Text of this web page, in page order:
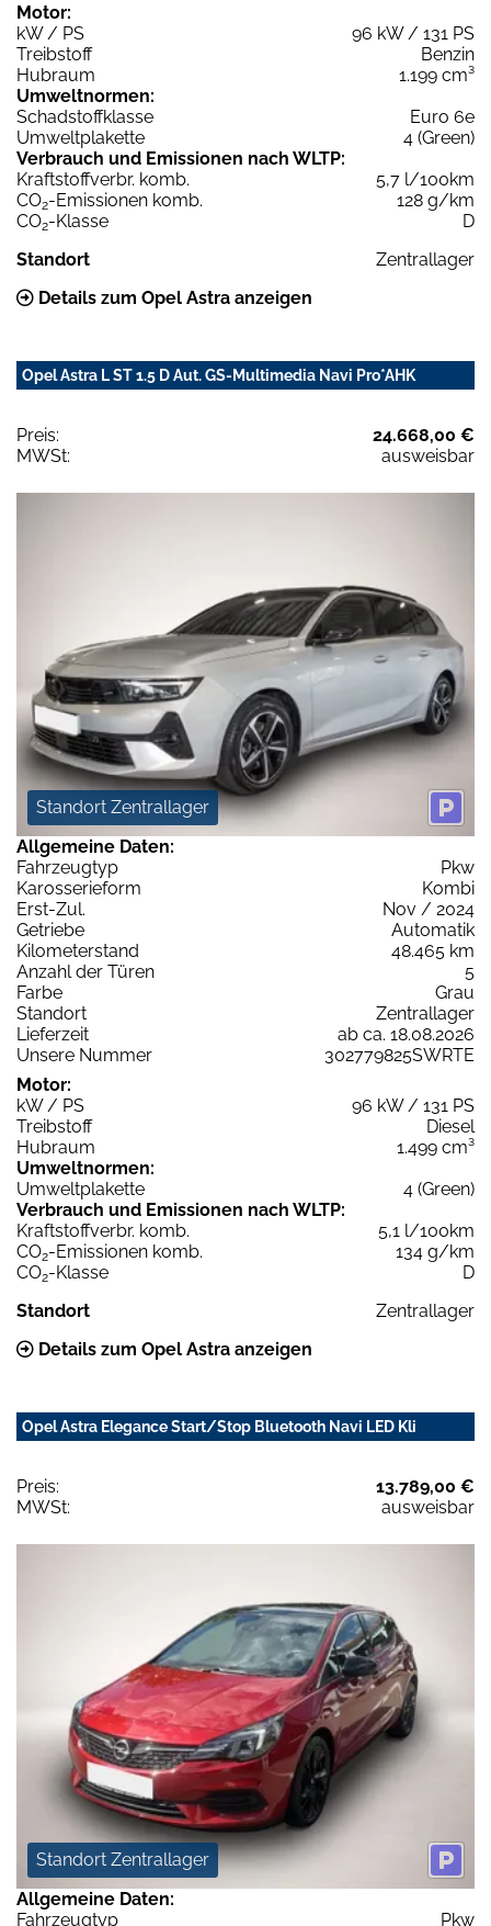
Motor:
kW / PS
96 kW / 131 PS
Treibstoff
Benzin
Hubraum
1.199 cm³
Umweltnormen:
Schadstoffklasse
Euro 6e
Umweltplakette
4 (Green)
Verbrauch und Emissionen nach WLTP:
Kraftstoffverbr. komb.
5,7 l/100km
CO2-Emissionen komb.
128 g/km
CO2-Klasse
D
Standort
Zentrallager
Details zum Opel Astra anzeigen
Opel Astra L ST 1.5 D Aut. GS-Multimedia Navi Pro*AHK
Preis:
24.668,00 €
MWSt:
ausweisbar
Standort Zentrallager
Allgemeine Daten:
Fahrzeugtyp
Pkw
Karosserieform
Kombi
Erst-Zul.
Nov / 2024
Getriebe
Automatik
Kilometerstand
48.465 km
Anzahl der Türen
5
Farbe
Grau
Standort
Zentrallager
Lieferzeit
ab ca. 18.08.2026
Unsere Nummer
302779825SWRTE
Motor:
kW / PS
96 kW / 131 PS
Treibstoff
Diesel
Hubraum
1.499 cm³
Umweltnormen:
Umweltplakette
4 (Green)
Verbrauch und Emissionen nach WLTP:
Kraftstoffverbr. komb.
5,1 l/100km
CO2-Emissionen komb.
134 g/km
CO2-Klasse
D
Standort
Zentrallager
Details zum Opel Astra anzeigen
Opel Astra Elegance Start/Stop Bluetooth Navi LED Kli
Preis:
13.789,00 €
MWSt:
ausweisbar
Standort Zentrallager
Allgemeine Daten:
Fahrzeugtyp
Pkw